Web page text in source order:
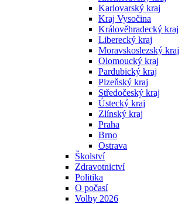
Karlovarský kraj
Kraj Vysočina
Králověhradecký kraj
Liberecký kraj
Moravskoslezský kraj
Olomoucký kraj
Pardubický kraj
Plzeňský kraj
Středočeský kraj
Ústecký kraj
Zlínský kraj
Praha
Brno
Ostrava
Školství
Zdravotnictví
Politika
O počasí
Volby 2026